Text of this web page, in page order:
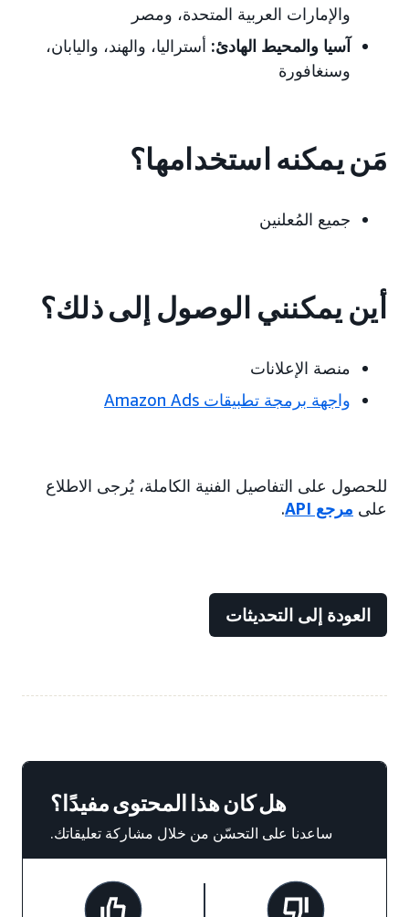
والإمارات العربية المتحدة، ومصر
آسيا والمحيط الهادئ: أستراليا، والهند، واليابان،
وسنغافورة
مَن يمكنه استخدامها؟
جميع المُعلنين
أين يمكنني الوصول إلى ذلك؟
منصة الإعلانات
واجهة برمجة تطبيقات Amazon Ads
للحصول على التفاصيل الفنية الكاملة، يُرجى الاطلاع
على مرجع API .
العودة إلى التحديثات
هل كان هذا المحتوى مفيدًا؟
ساعدنا على التحسّن من خلال مشاركة تعليقاتك.